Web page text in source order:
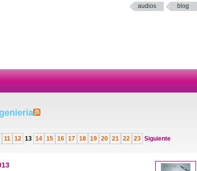
audios blog
11 12 13 14 15 16 17 18 19 20 21 22 23 Siguiente